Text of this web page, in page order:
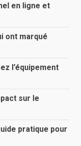
en ligne et
ont marqué
l’équipement
sur le
pratique pour